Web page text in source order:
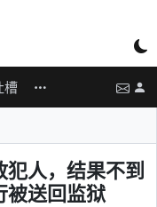
槽
人，结果不到
被送回监狱